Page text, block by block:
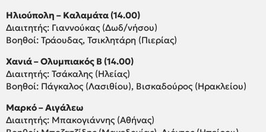
Ηλιούπολη – Καλαμάτα (14.00)
Διαιτητής: Γιαννούκας (Δωδ/νήσου)
Βοηθοί: Τράουδας, Τσικλητάρη (Πιερίας)
Χανιά – Ολυμπιακός Β (14.00)
Διαιτητής: Τσάκαλης (Ηλείας)
Βοηθοί: Πάγκαλος (Λασιθίου), Βισκαδούρος (Ηρακλείου)
Μαρκό – Αιγάλεω
Διαιτητής: Μπακογιάννης (Αθήνας)